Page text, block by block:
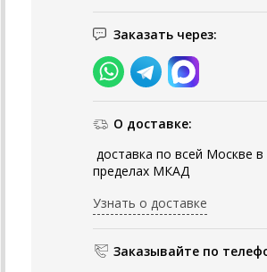
Заказать через:
О доставке:
доставка по всей Москве в
пределах МКАД
Узнать о доставке
Заказывайте по